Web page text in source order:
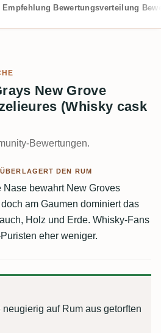
Empfehlung Bewertungsverteilung
New Grove
(Whisky cask
Bewertungen.
DEN RUM
bewahrt New Groves
am Gaumen dominiert das
Holz und Erde. Whisky-Fans
eher weniger.
neugierig auf Rum aus getorften